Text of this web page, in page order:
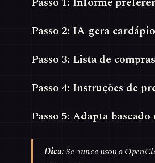
Passo 2: IA gera
Passo 3: Lista de
Passo 4: Instruções de
Passo 5: Adapta baseado
Dica: Se nunca usou o